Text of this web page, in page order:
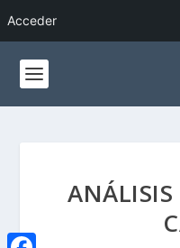
Acceder
ANÁLISIS